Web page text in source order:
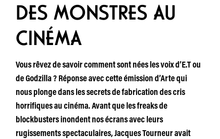
DES MONSTRES AU
CINÉMA
Vous rêvez de savoir comment sont nées les voix d’E.T ou
de Godzilla ? Réponse avec cette émission d’Arte qui
nous plonge dans les secrets de fabrication des cris
horrifiques au cinéma. Avant que les freaks de
blockbusters inondent nos écrans avec leurs
rugissements spectaculaires, Jacques Tourneur avait